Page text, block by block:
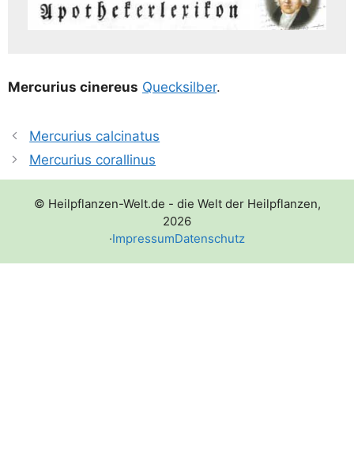
Mer­cu­ri­us cine­reus Queck­sil­ber.
Mercurius calcinatus
Mercurius corallinus
© Heilpflanzen-Welt.de - die Welt der Heilpflanzen,
2026
·ImpressumDatenschutz